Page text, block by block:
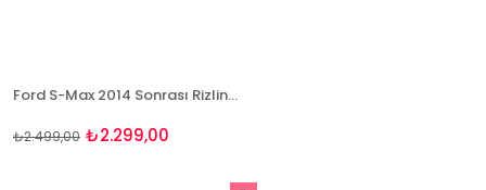
Ford S-Max 2014 Sonrası Rizline 3D Havuzlu Paspas
₺2.299,00
₺2.499,00